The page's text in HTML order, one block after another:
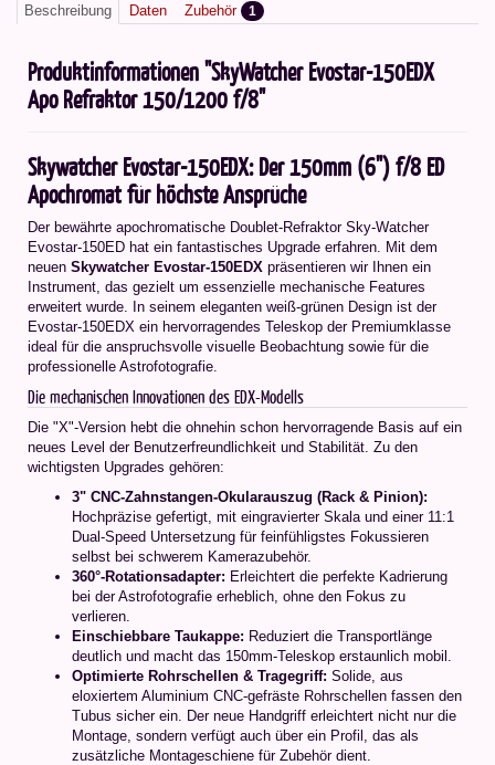
Beschreibung Daten Zubehör 1
Produktinformationen "SkyWatcher Evostar-150EDX
Apo Refraktor 150/1200 f/8"
Skywatcher Evostar-150EDX: Der 150mm (6") f/8 ED
Apochromat für höchste Ansprüche
Der bewährte apochromatische Doublet-Refraktor Sky-Watcher
Evostar-150ED hat ein fantastisches Upgrade erfahren. Mit dem
neuen Skywatcher Evostar-150EDX präsentieren wir Ihnen ein
Instrument, das gezielt um essenzielle mechanische Features
erweitert wurde. In seinem eleganten weiß-grünen Design ist der
Evostar-150EDX ein hervorragendes Teleskop der Premiumklasse 
ideal für die anspruchsvolle visuelle Beobachtung sowie für die
professionelle Astrofotografie.
Die mechanischen Innovationen des EDX-Modells
Die "X"-Version hebt die ohnehin schon hervorragende Basis auf ein
neues Level der Benutzerfreundlichkeit und Stabilität. Zu den
wichtigsten Upgrades gehören:
3" CNC-Zahnstangen-Okularauszug (Rack & Pinion):
Hochpräzise gefertigt, mit eingravierter Skala und einer 11:1
Dual-Speed Untersetzung für feinfühligstes Fokussieren 
selbst bei schwerem Kamerazubehör.
360°-Rotationsadapter: Erleichtert die perfekte Kadrierung
bei der Astrofotografie erheblich, ohne den Fokus zu
verlieren.
Einschiebbare Taukappe: Reduziert die Transportlänge
deutlich und macht das 150mm-Teleskop erstaunlich mobil.
Optimierte Rohrschellen & Tragegriff: Solide, aus
eloxiertem Aluminium CNC-gefräste Rohrschellen fassen den
Tubus sicher ein. Der neue Handgriff erleichtert nicht nur die
Montage, sondern verfügt auch über ein Profil, das als
zusätzliche Montageschiene für Zubehör dient.